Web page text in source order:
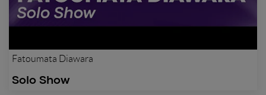
Fatoumata Diawara
Solo Show